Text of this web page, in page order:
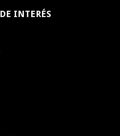
DE INTERÉS